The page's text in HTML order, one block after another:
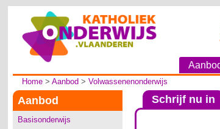
Home >Aanbod >Volwassenenonderwijs
Aanbod
Basisonderwijs
Schrijf nu in